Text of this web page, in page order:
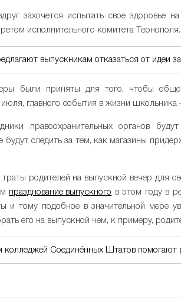
захочется испытать свое здоровье
исполнительного комитета Тернополя.
выпускникам отказаться от идеи
были приняты для того, чтобы
главного события в жизни школьника
правоохранительных органов
будут следить за тем, как магазины
родителей на выпускной вечер для
празднование выпускного в этом году в
и тому подобное в значительной мере
его на выпускной чем, к примеру,
колледжей Соединённых Штатов помогают